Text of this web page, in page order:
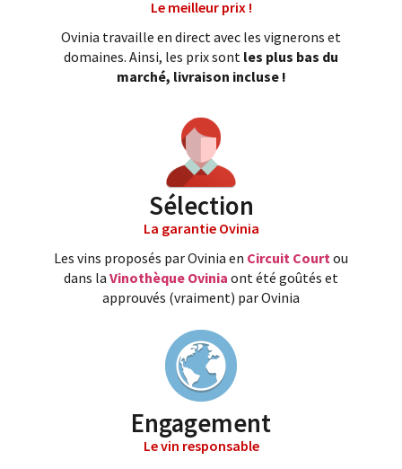
Le meilleur prix !
Ovinia travaille en direct avec les vignerons et
domaines. Ainsi, les prix sont les plus bas du
marché, livraison incluse !
Sélection
La garantie Ovinia
Les vins proposés par Ovinia en Circuit Courtou
dans la Vinothèque Ovinia ont été goûtés et
approuvés (vraiment) par Ovinia
Engagement
Le vin responsable